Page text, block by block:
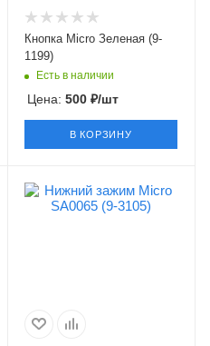
Кнопка Micro Зеленая (9-
1199)
Есть в наличии
Цена: 500₽/шт
В КОРЗИНУ